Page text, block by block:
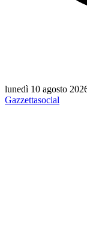
lunedì 10 agosto
Gazzettasocial